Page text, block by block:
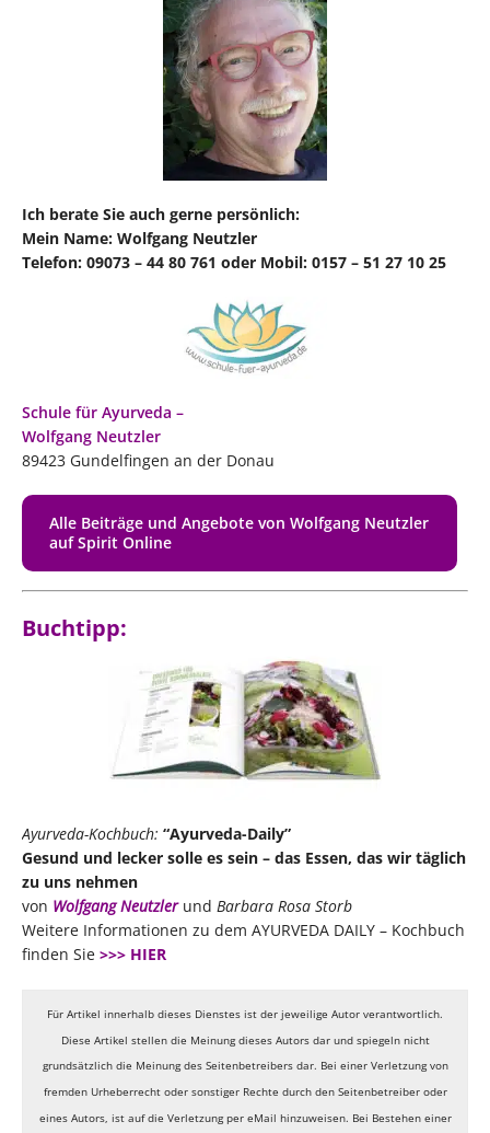
Ich berate Sie auch gerne persönlich:
Mein Name: Wolfgang Neutzler
Telefon: 09073 – 44 80 761 oder Mobil: 0157 – 51 27 10 25
Schule für Ayurveda –
Wolfgang Neutzler
89423 Gundelfingen an der Donau
Alle Beiträge und Angebote von Wolfgang Neutzler
auf Spirit Online
Buchtipp:
Ayurveda-Kochbuch: “Ayurveda-Daily”
Gesund und lecker solle es sein – das Essen, das wir täglich
zu uns nehmen
von Wolfgang Neutzlerund Barbara Rosa Storb
Weitere Informationen zu dem AYURVEDA DAILY – Kochbuch
finden Sie >>> HIER
Für Artikel innerhalb dieses Dienstes ist der jeweilige Autor verantwortlich.
Diese Artikel stellen die Meinung dieses Autors dar und spiegeln nicht
grundsätzlich die Meinung des Seitenbetreibers dar. Bei einer Verletzung von
fremden Urheberrecht oder sonstiger Rechte durch den Seitenbetreiber oder
eines Autors, ist auf die Verletzung per eMail hinzuweisen. Bei Bestehen einer